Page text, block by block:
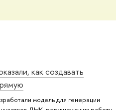
как создавать
модель для генерации